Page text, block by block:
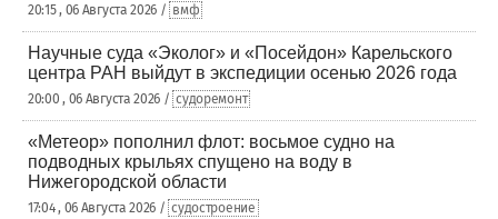
20:15 , 06 Августа 2026 / вмф
Научные суда «Эколог» и «Посейдон» Карельского
центра РАН выйдут в экспедиции осенью 2026 года
20:00 , 06 Августа 2026 / судоремонт
«Метеор» пополнил флот: восьмое судно на
подводных крыльях спущено на воду в
Нижегородской области
17:04 , 06 Августа 2026 / судостроение